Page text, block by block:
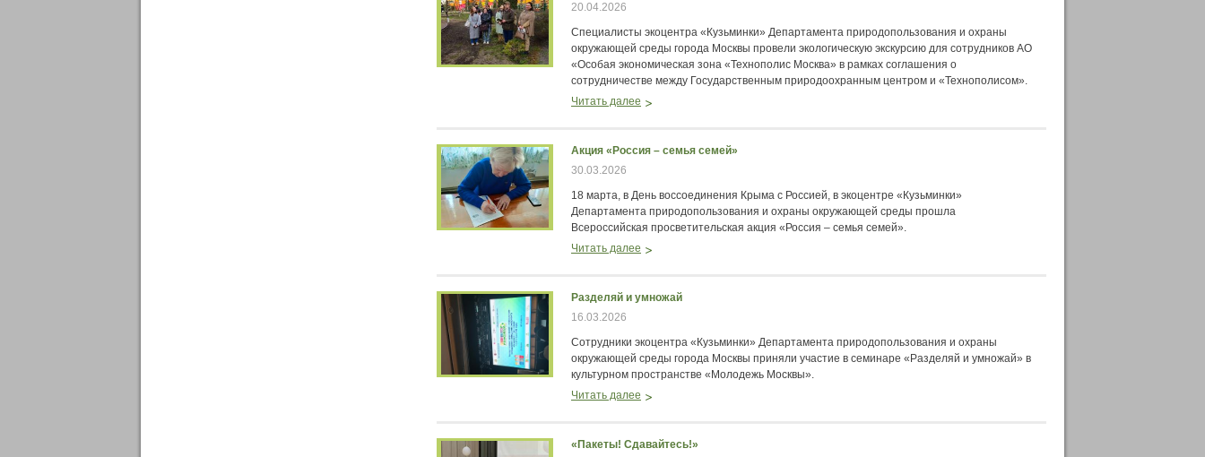
20.04.2026
Специалисты экоцентра «Кузьминки» Департамента природопользования и охраны
окружающей среды города Москвы провели экологическую экскурсию для сотрудников АО
«Особая экономическая зона «Технополис Москва» в рамках соглашения о
сотрудничестве между Государственным природоохранным центром и «Технополисом».
Читать далее
Акция «Россия – семья семей»
30.03.2026
18 марта, в День воссоединения Крыма с Россией, в экоцентре «Кузьминки»
Департамента природопользования и охраны окружающей среды прошла
Всероссийская просветительская акция «Россия – семья семей».
Читать далее
Разделяй и умножай
16.03.2026
Сотрудники экоцентра «Кузьминки» Департамента природопользования и охраны
окружающей среды города Москвы приняли участие в семинаре «Разделяй и умножай» в
культурном пространстве «Молодежь Москвы».
Читать далее
«Пакеты! Сдавайтесь!»